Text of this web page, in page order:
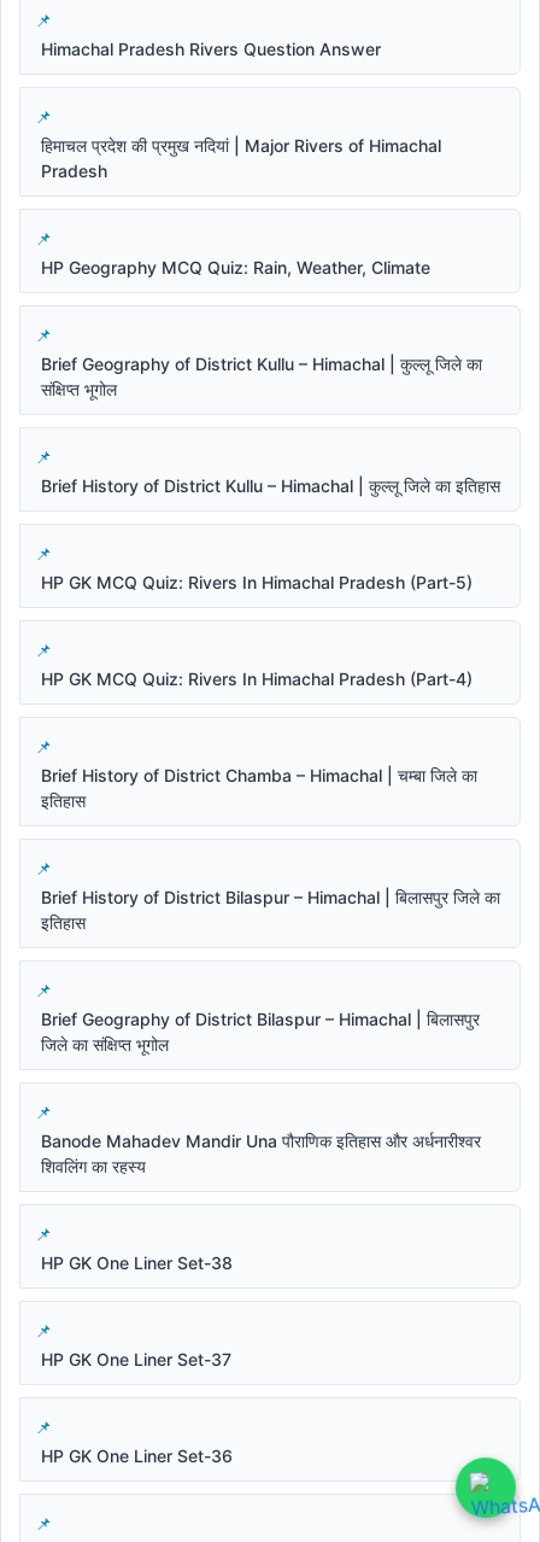
Himachal Pradesh Rivers Question Answer
हिमाचल प्रदेश की प्रमुख नदियां | Major Rivers of Himachal
Pradesh
HP Geography MCQ Quiz: Rain, Weather, Climate
Brief Geography of District Kullu – Himachal | कुल्लू जिले का
संक्षिप्त भूगोल
Brief History of District Kullu – Himachal | कुल्लू जिले का इतिहास
HP GK MCQ Quiz: Rivers In Himachal Pradesh (Part-5)
HP GK MCQ Quiz: Rivers In Himachal Pradesh (Part-4)
Brief History of District Chamba – Himachal | चम्बा जिले का
इतिहास
Brief History of District Bilaspur – Himachal | बिलासपुर जिले का
इतिहास
Brief Geography of District Bilaspur – Himachal | बिलासपुर
जिले का संक्षिप्त भूगोल
Banode Mahadev Mandir Una पौराणिक इतिहास और अर्धनारीश्वर
शिवलिंग का रहस्य
HP GK One Liner Set-38
HP GK One Liner Set-37
HP GK One Liner Set-36